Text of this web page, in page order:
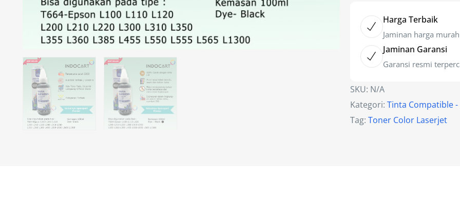
Harga Terbaik
Jaminan harga murah
Jaminan Garansi
Garansi resmi
SKU: N/A
Kategori: Tinta Compatible
Tag: Toner Color Laserjet